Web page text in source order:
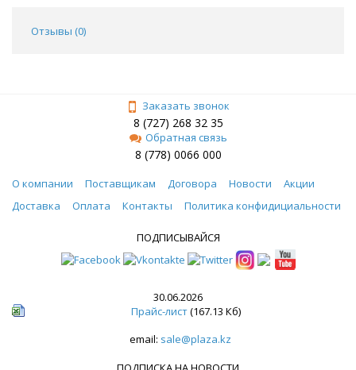
Отзывы (0)
Заказать звонок
8 (727) 268 32 35
Обратная связь
8 (778) 0066 000
О компании Поставщикам Договора Новости
Акции
Доставка
Оплата Контакты Политика конфидициальности
ПОДПИСЫВАЙСЯ
30.06.2026
Прайс-лист(167.13 Кб)
email: sale@plaza.kz